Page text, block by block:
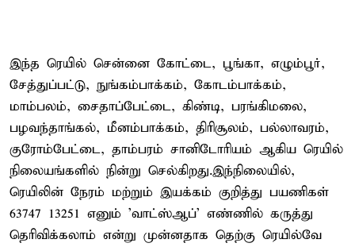
இந்த ரெயில் சென்னை கோட்டை, பூங்கா, எழும்பூர்,
சேத்துப்பட்டு, நுங்கம்பாக்கம், கோடம்பாக்கம்,
மாம்பலம், சைதாப்பேட்டை, கிண்டி, பரங்கிமலை,
பழவந்தாங்கல், மீனம்பாக்கம், திரிசூலம், பல்லாவரம்,
குரோம்பேட்டை, தாம்பரம் சானிடோரியம் ஆகிய ரெயில்
நிலையங்களில் நின்று செல்கிறது.இந்நிலையில்,
ரெயிலின் நேரம் மற்றும் இயக்கம் குறித்து பயணிகள்
63747 13251 எனும் 'வாட்ஸ்ஆப்' எண்ணில் கருத்து
தெரிவிக்கலாம் என்று முன்னதாக தெற்கு ரெயில்வே